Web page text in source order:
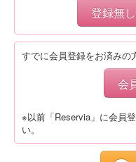
登録無
すでに会員登録をお済みの
会
※以前「Reservia」に会員
い。